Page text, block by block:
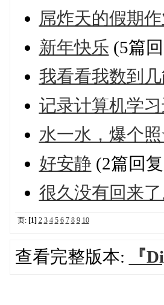
屌炸天的假期
新年快乐 (5篇
我看看我数到
记录计算机学
水一水，爆个
好安静 (2篇回
很久没有回来了
页: [1] 2 3 4 5 6 7 8 9 10
查看完整版本: 『